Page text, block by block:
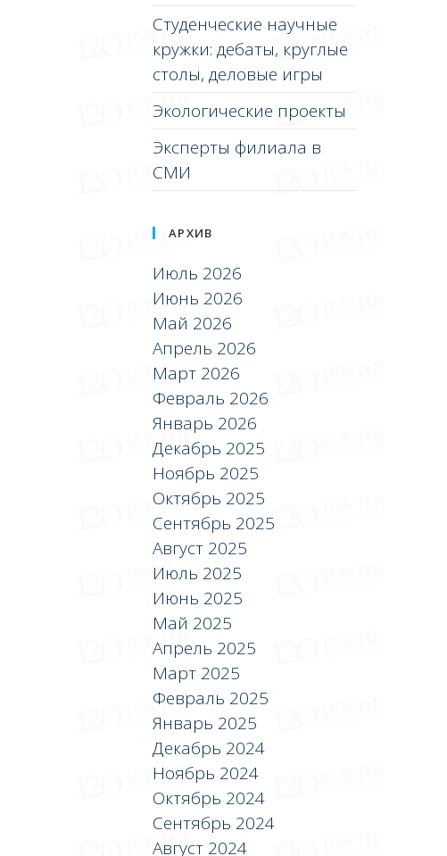
Студенческие научные
кружки: дебаты, круглые
столы, деловые игры
Экологические проекты
Эксперты филиала в
СМИ
АРХИВ
Июль 2026
Июнь 2026
Май 2026
Апрель 2026
Март 2026
Февраль 2026
Январь 2026
Декабрь 2025
Ноябрь 2025
Октябрь 2025
Сентябрь 2025
Август 2025
Июль 2025
Июнь 2025
Май 2025
Апрель 2025
Март 2025
Февраль 2025
Январь 2025
Декабрь 2024
Ноябрь 2024
Октябрь 2024
Сентябрь 2024
Август 2024